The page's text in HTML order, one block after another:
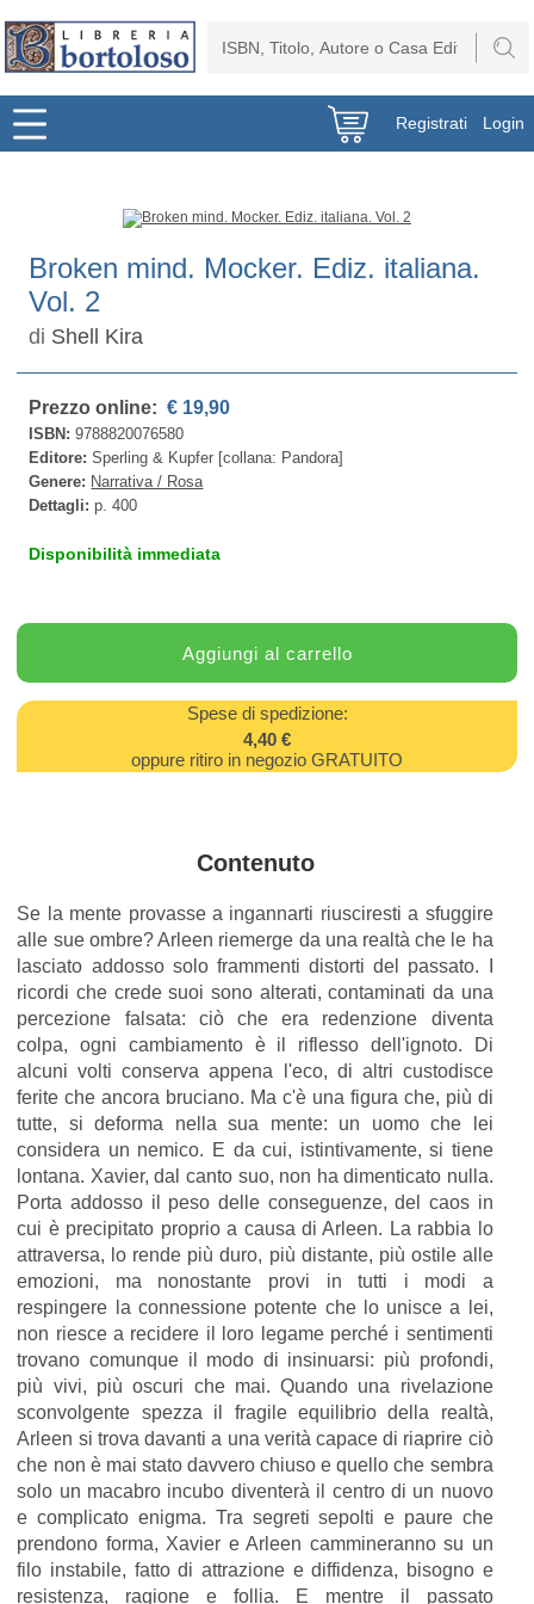
Registrati Login
Broken mind. Mocker. Ediz. italiana.
Vol. 2
di Shell Kira
Prezzo online: € 19,90
ISBN:9788820076580
Editore:Sperling & Kupfer [collana: Pandora]
Genere: Narrativa / Rosa
Dettagli:p. 400
Disponibilità immediata
Spese di spedizione:
4,40 €
oppure ritiro in negozio GRATUITO
Contenuto
Se la mente provasse a ingannarti riusciresti a sfuggire
alle sue ombre? Arleen riemerge da una realtà che le ha
lasciato addosso solo frammenti distorti del passato. I
ricordi che crede suoi sono alterati, contaminati da una
percezione falsata: ciò che era redenzione diventa
colpa, ogni cambiamento è il riflesso dell'ignoto. Di
alcuni volti conserva appena l'eco, di altri custodisce
ferite che ancora bruciano. Ma c'è una figura che, più di
tutte, si deforma nella sua mente: un uomo che lei
considera un nemico. E da cui, istintivamente, si tiene
lontana. Xavier, dal canto suo, non ha dimenticato nulla.
Porta addosso il peso delle conseguenze, del caos in
cui è precipitato proprio a causa di Arleen. La rabbia lo
attraversa, lo rende più duro, più distante, più ostile alle
emozioni, ma nonostante provi in tutti i modi a
respingere la connessione potente che lo unisce a lei,
non riesce a recidere il loro legame perché i sentimenti
trovano comunque il modo di insinuarsi: più profondi,
più vivi, più oscuri che mai. Quando una rivelazione
sconvolgente spezza il fragile equilibrio della realtà,
Arleen si trova davanti a una verità capace di riaprire ciò
che non è mai stato davvero chiuso e quello che sembra
solo un macabro incubo diventerà il centro di un nuovo
e complicato enigma. Tra segreti sepolti e paure che
prendono forma, Xavier e Arleen cammineranno su un
filo instabile, fatto di attrazione e diffidenza, bisogno e
resistenza, ragione e follia. E mentre il passato